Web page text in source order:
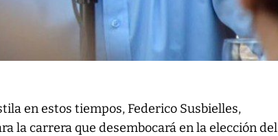
en estos tiempos, Federico Susbielles,
la carrera que desembocará en la elección del